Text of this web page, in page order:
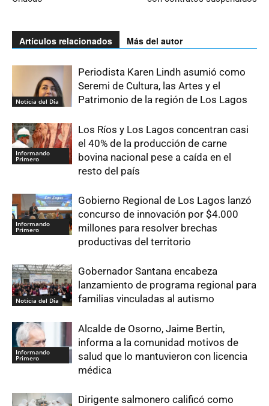
Artículos relacionados Más del autor
Noticia del Día
Periodista Karen Lindh asumió como
Seremi de Cultura, las Artes y el
Patrimonio de la región de Los Lagos
Informando
Primero
Los Ríos y Los Lagos concentran casi
el 40% de la producción de carne
bovina nacional pese a caída en el
resto del país
Informando
Primero
Gobierno Regional de Los Lagos lanzó
concurso de innovación por $4.000
millones para resolver brechas
productivas del territorio
Noticia del Día
Gobernador Santana encabeza
lanzamiento de programa regional para
familias vinculadas al autismo
Informando
Primero
Alcalde de Osorno, Jaime Bertin,
informa a la comunidad motivos de
salud que lo mantuvieron con licencia
médica
Dirigente salmonero calificó como